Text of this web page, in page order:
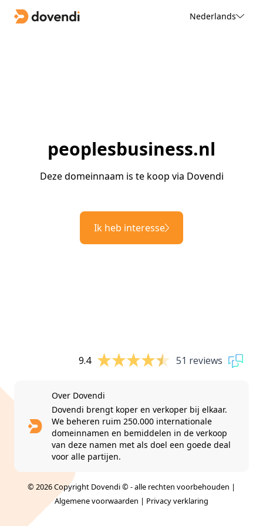
Nederlands
peoplesbusiness.nl
Deze domeinnaam is te koop via Dovendi
Ik heb interesse
9.4 51 reviews
Over Dovendi
Dovendi brengt koper en verkoper bij elkaar.
We beheren ruim 250.000 internationale
domeinnamen en bemiddelen in de verkoop
van deze namen met als doel een goede deal
voor alle partijen.
© 2026 Copyright Dovendi © - alle rechten voorbehouden |
Algemene voorwaarden | Privacy verklaring